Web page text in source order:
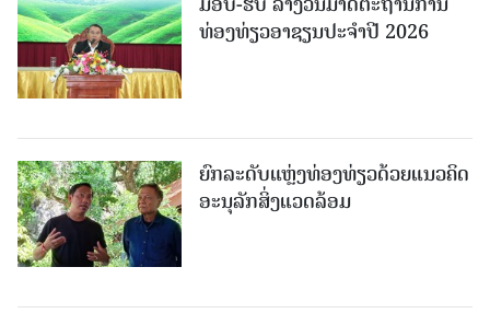
ທ່ອງທ່ຽວອາຊຽນປະຈຳປີ 2026
ຍົກລະດັບແຫຼ່ງທ່ອງທ່ຽວດ້ວຍແນວຄິດ
ອະນຸລັກສິ່ງແວດລ້ອມ